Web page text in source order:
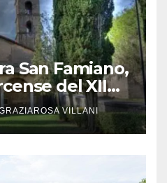
San Famiano,
del XII
VILLANI